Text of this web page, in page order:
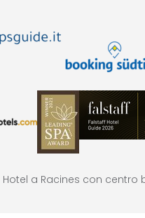
Hotel a Racines con centro